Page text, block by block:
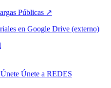
Públicas ↗
en Google Drive (externo)
Únete Únete a REDES